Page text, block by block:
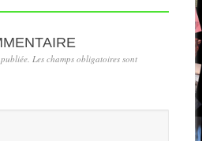
Les champs obligatoires sont